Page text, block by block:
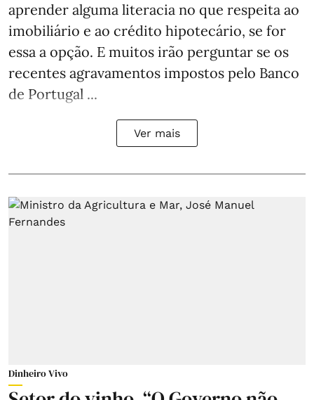
aprender alguma literacia no que respeita ao
imobiliário e ao crédito hipotecário, se for
essa a opção. E muitos irão perguntar se os
recentes agravamentos impostos pelo Banco
de Portugal ...
Ver mais
Dinheiro Vivo